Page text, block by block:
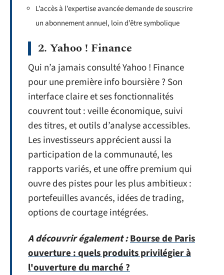
L’accès à l’expertise avancée demande de souscrire
un abonnement annuel, loin d’être symbolique
2. Yahoo ! Finance
Qui n’a jamais consulté Yahoo ! Finance
pour une première info boursière ? Son
interface claire et ses fonctionnalités
couvrent tout : veille économique, suivi
des titres, et outils d’analyse accessibles.
Les investisseurs apprécient aussi la
participation de la communauté, les
rapports variés, et une offre premium qui
ouvre des pistes pour les plus ambitieux :
portefeuilles avancés, idées de trading,
options de courtage intégrées.
A découvrir également :Bourse de Paris
ouverture : quels produits privilégier à
l'ouverture du marché ?